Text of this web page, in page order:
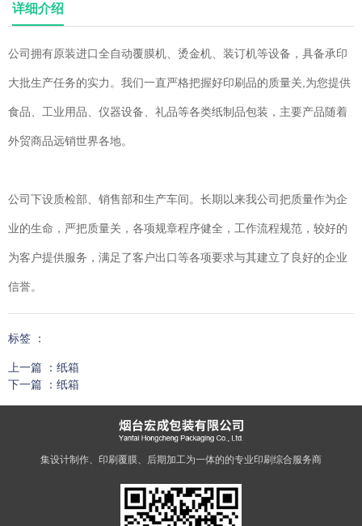
详细介绍
公司拥有原装进口全自动覆膜机、烫金机、装订机等设备，具备承印
大批生产任务的实力。我们一直严格把握好印刷品的质量关,为您提供
食品、工业用品、仪器设备、礼品等各类纸制品包装，主要产品随着
外贸商品远销世界各地。
公司下设质检部、销售部和生产车间。长期以来我公司把质量作为企
业的生命，严把质量关，各项规章程序健全，工作流程规范，较好的
为客户提供服务，满足了客户出口等各项要求与其建立了良好的企业
信誉。
标签 ：
上一篇 ： 纸箱
下一篇 ： 纸箱
专注于超硬工具制造，致力于好口碑品质
集设计制作、印刷覆膜、后期加工为一体的的专业印刷综合服务商